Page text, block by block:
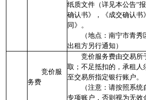
纸质文件（详见本公告“
确认书》，《成交确认书
同》。
（地点：南宁市青
出租方另行通知）
竞价服
务费
竞价服务费由交易所
取；不足抵扣的，承租人
至交易所指定银行账户。
（注意：请按照系
专项账户，否则视为无效